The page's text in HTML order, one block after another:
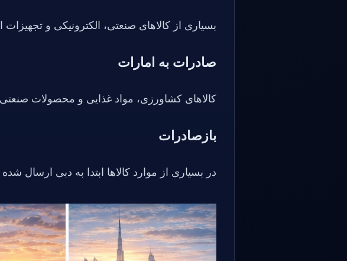
بسیاری از کالاهای صنعتی، الکترونیکی و
صادرات به امارات
کالاهای کشاورزی، مواد غذایی و محصولات
بازصادرات
در بسیاری از موارد کالاها ابتدا به دبی